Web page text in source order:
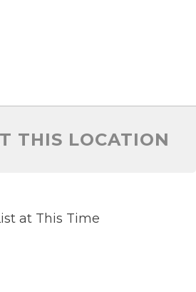
THIS LOCATION
at This Time